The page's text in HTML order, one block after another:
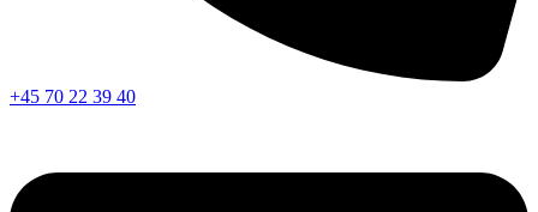
+45 70 22 39 40